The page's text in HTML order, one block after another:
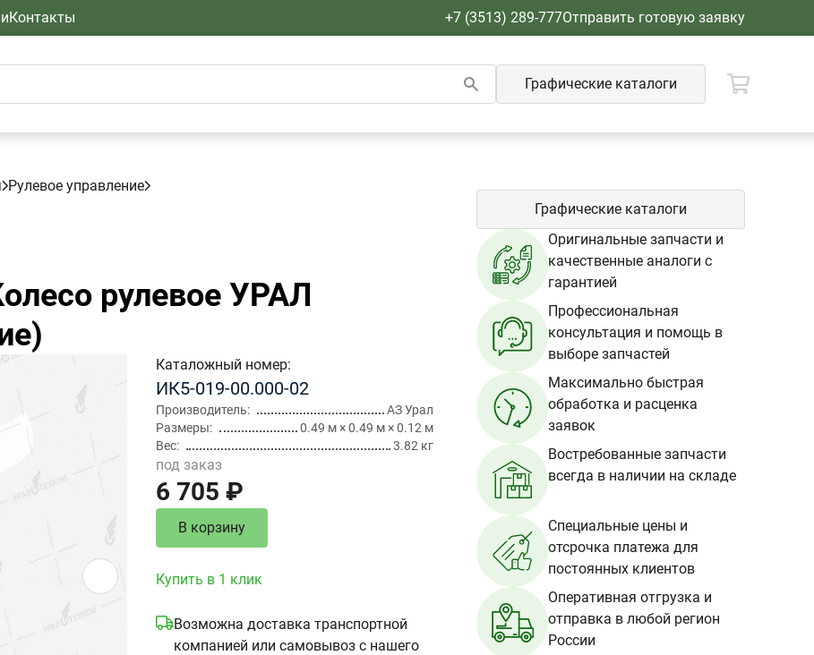
Контакты +7 (3513) 289-777Отправить готовую заявку
Графические каталоги
Рулевое управление
рулевое УРАЛ
Каталожный номер
ИК5-019-00.000-02
Производитель
АЗ Урал
Размеры
0.49 м × 0.49 м × 0.12 м
Вес
3.82 кг
под заказ
6 705 ₽
В корзину
Купить в 1 клик
Возможна доставка транспортной
компанией или самовывоз с нашего
Графические каталоги
Оригинальные запчасти и
качественные аналоги с
гарантией
Профессиональная
консультация и помощь в
выборе запчастей
Максимально быстрая
обработка и расценка
заявок
Востребованные запчасти
всегда в наличии на складе
Специальные цены и
отсрочка платежа для
постоянных клиентов
Оперативная отгрузка и
отправка в любой регион
России